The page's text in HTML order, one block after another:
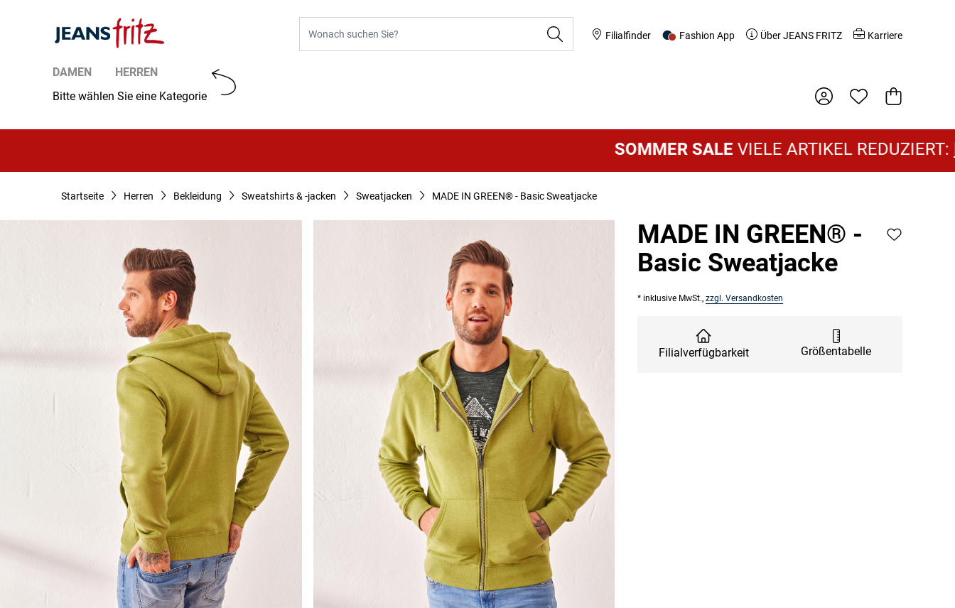
Filialfinder Fashion App Über JEANS FRITZ Karriere
DAMEN
HERREN
Bitte wählen Sie eine Kategorie
Warenkorb
SOMMER SALEVIELE ARTIKEL REDUZIERT:DAMEN
Startseite Herren Bekleidung Sweatshirts & -jacken Sweatjacken MADE IN GREEN® - Basic Sweatjacke
MADE IN GREEN® -
Basic Sweatjacke
* inklusive MwSt., zzgl. Versandkosten
Filialverfügbarkeit Größentabelle